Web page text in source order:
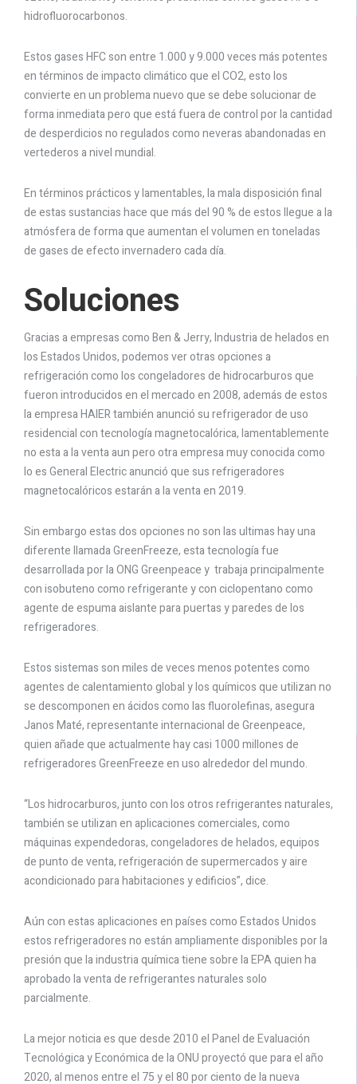
hidrofluorocarbonos.
Estos gases HFC son entre 1.000 y 9.000 veces más potentes
en términos de impacto climático que el CO2, esto los
convierte en un problema nuevo que se debe solucionar de
forma inmediata pero que está fuera de control por la cantidad
de desperdicios no regulados como neveras abandonadas en
vertederos a nivel mundial.
En términos prácticos y lamentables, la mala disposición final
de estas sustancias hace que más del 90 % de estos llegue a la
atmósfera de forma que aumentan el volumen en toneladas
de gases de efecto invernadero cada día.
Soluciones
Gracias a empresas como Ben & Jerry, Industria de helados en
los Estados Unidos, podemos ver otras opciones a
refrigeración como los congeladores de hidrocarburos que
fueron introducidos en el mercado en 2008, además de estos
la empresa HAIER también anunció su refrigerador de uso
residencial con tecnología magnetocalórica, lamentablemente
no esta a la venta aun pero otra empresa muy conocida como
lo es General Electric anunció que sus refrigeradores
magnetocalóricos estarán a la venta en 2019.
Sin embargo estas dos opciones no son las ultimas hay una
diferente llamada GreenFreeze, esta tecnología fue
desarrollada por la ONG Greenpeace y trabaja principalmente
con isobuteno como refrigerante y con ciclopentano como
agente de espuma aislante para puertas y paredes de los
refrigeradores.
Estos sistemas son miles de veces menos potentes como
agentes de calentamiento global y los químicos que utilizan no
se descomponen en ácidos como las fluorolefinas, asegura
Janos Maté, representante internacional de Greenpeace,
quien añade que actualmente hay casi 1000 millones de
refrigeradores GreenFreeze en uso alrededor del mundo.
“Los hidrocarburos, junto con los otros refrigerantes naturales,
también se utilizan en aplicaciones comerciales, como
máquinas expendedoras, congeladores de helados, equipos
de punto de venta, refrigeración de supermercados y aire
acondicionado para habitaciones y edificios”, dice.
Aún con estas aplicaciones en países como Estados Unidos
estos refrigeradores no están ampliamente disponibles por la
presión que la industria química tiene sobre la EPA quien ha
aprobado la venta de refrigerantes naturales solo
parcialmente.
La mejor noticia es que desde 2010 el Panel de Evaluación
Tecnológica y Económica de la ONU proyectó que para el año
2020, al menos entre el 75 y el 80 por ciento de la nueva